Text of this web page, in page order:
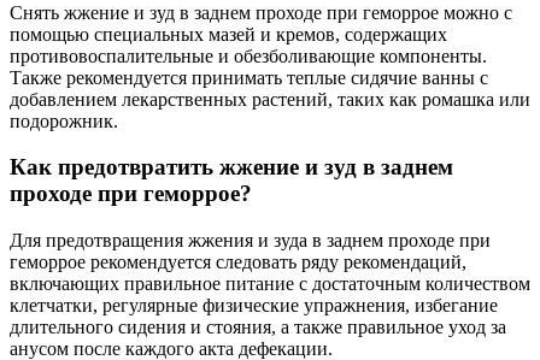
Снять жжение и зуд в заднем проходе при геморрое можно с
помощью специальных мазей и кремов, содержащих
противовоспалительные и обезболивающие компоненты.
Также рекомендуется принимать теплые сидячие ванны с
добавлением лекарственных растений, таких как ромашка или
подорожник.
Как предотвратить жжение и зуд в заднем
проходе при геморрое?
Для предотвращения жжения и зуда в заднем проходе при
геморрое рекомендуется следовать ряду рекомендаций,
включающих правильное питание с достаточным количеством
клетчатки, регулярные физические упражнения, избегание
длительного сидения и стояния, а также правильное уход за
анусом после каждого акта дефекации.